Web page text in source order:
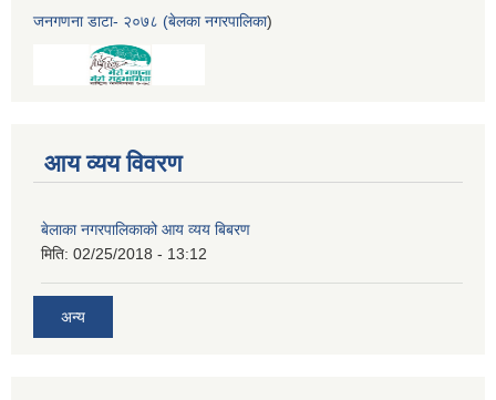
जनगणना डाटा- २०७८ (बेलका नगरपालिका)
आय व्यय विवरण
बेलाका नगरपालिकाको आय व्यय बिबरण
मिति: 02/25/2018 - 13:12
अन्य